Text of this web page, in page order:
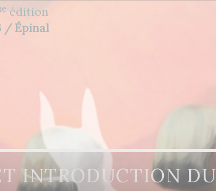
édition
/ Épinal
INTRODUCTION